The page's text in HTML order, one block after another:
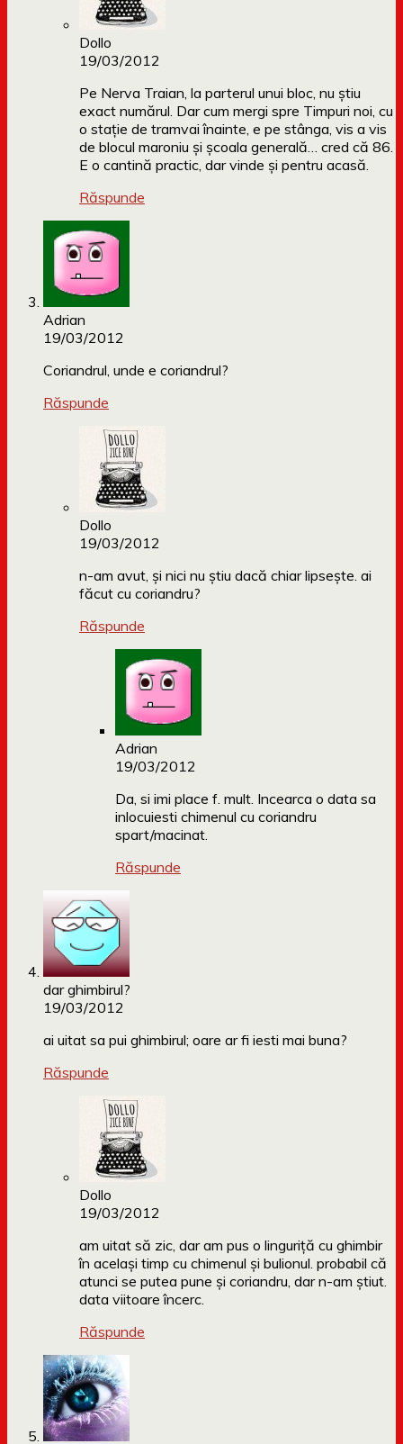
Dollo
19/03/2012
Pe Nerva Traian, la parterul unui bloc, nu știu
exact numărul. Dar cum mergi spre Timpuri noi, cu
o stație de tramvai înainte, e pe stânga, vis a vis
de blocul maroniu și școala generală… cred că 86.
E o cantină practic, dar vinde și pentru acasă.
Răspunde
Adrian
19/03/2012
Coriandrul, unde e coriandrul?
Răspunde
Dollo
19/03/2012
n-am avut, și nici nu știu dacă chiar lipsește. ai
făcut cu coriandru?
Răspunde
Adrian
19/03/2012
Da, si imi place f. mult. Incearca o data sa
inlocuiesti chimenul cu coriandru
spart/macinat.
Răspunde
dar ghimbirul?
19/03/2012
ai uitat sa pui ghimbirul; oare ar fi iesti mai buna?
Răspunde
Dollo
19/03/2012
am uitat să zic, dar am pus o linguriță cu ghimbir
în același timp cu chimenul și bulionul. probabil că
atunci se putea pune și coriandru, dar n-am știut.
data viitoare încerc.
Răspunde